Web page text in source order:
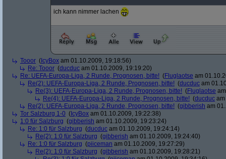
ich kann nimmer lachen
Tooor ( IcyBox am 01.10.2009, 19:18:56)
Re: Tooor (ducduc am 01.10.2009, 19:19:20)
Re: UEFA-Europa-Liga, 2 Runde, Prognosen, bitte! (Fluglaotse am
Re(2): UEFA-Europa-Liga, 2 Runde, Prognosen, bitte! (ducduc am
Re(3): UEFA-Europa-Liga, 2 Runde, Prognosen, bitte! (Fluglaotse
Re(4): UEFA-Europa-Liga, 2 Runde, Prognosen, bitte! (ducduc
Re(2): UEFA-Europa-Liga, 2 Runde, Prognosen, bitte! (gibberish am
Tor Salzburg 1-0 ( IcyBox am 01.10.2009, 19:22:38)
1:0 für Salzburg (gibberish am 01.10.2009, 19:23:24)
Re: 1:0 für Salzburg (ducduc am 01.10.2009, 19:24:14)
Re(2): 1:0 für Salzburg (gibberish am 01.10.2009, 19:24:40)
Re: 1:0 für Salzburg (piiceman am 01.10.2009, 19:27:29)
Re(2): 1:0 für Salzburg (gibberish am 01.10.2009, 19:28:21)